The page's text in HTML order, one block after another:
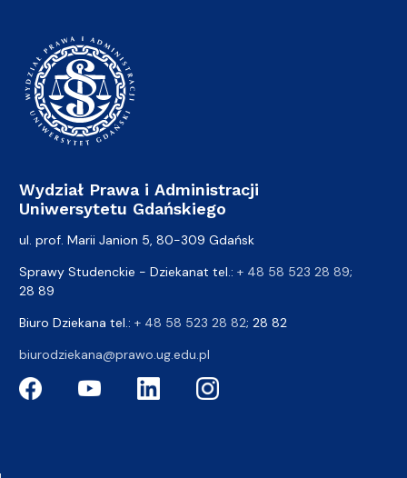
Wydział Prawa i Administracji
Uniwersytetu Gdańskiego
ul. prof. Marii Janion 5, 80-309 Gdańsk
Sprawy Studenckie - Dziekanat tel.: + 48 58 523 28 89;
28 89
Biuro Dziekana tel.: + 48 58 523 28 82; 28 82
biurodziekana@prawo.ug.edu.pl